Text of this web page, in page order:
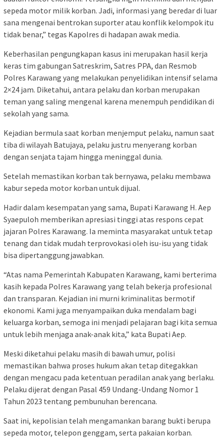
sepeda motor milik korban. Jadi, informasi yang beredar di luar
sana mengenai bentrokan suporter atau konflik kelompok itu
tidak benar,” tegas Kapolres di hadapan awak media.
Keberhasilan pengungkapan kasus ini merupakan hasil kerja
keras tim gabungan Satreskrim, Satres PPA, dan Resmob
Polres Karawang yang melakukan penyelidikan intensif selama
2×24 jam. Diketahui, antara pelaku dan korban merupakan
teman yang saling mengenal karena menempuh pendidikan di
sekolah yang sama.
Kejadian bermula saat korban menjemput pelaku, namun saat
tiba di wilayah Batujaya, pelaku justru menyerang korban
dengan senjata tajam hingga meninggal dunia.
Setelah memastikan korban tak bernyawa, pelaku membawa
kabur sepeda motor korban untuk dijual.
Hadir dalam kesempatan yang sama, Bupati Karawang H. Aep
Syaepuloh memberikan apresiasi tinggi atas respons cepat
jajaran Polres Karawang. Ia meminta masyarakat untuk tetap
tenang dan tidak mudah terprovokasi oleh isu-isu yang tidak
bisa dipertanggungjawabkan.
“Atas nama Pemerintah Kabupaten Karawang, kami berterima
kasih kepada Polres Karawang yang telah bekerja profesional
dan transparan. Kejadian ini murni kriminalitas bermotif
ekonomi. Kami juga menyampaikan duka mendalam bagi
keluarga korban, semoga ini menjadi pelajaran bagi kita semua
untuk lebih menjaga anak-anak kita,” kata Bupati Aep.
Meski diketahui pelaku masih di bawah umur, polisi
memastikan bahwa proses hukum akan tetap ditegakkan
dengan mengacu pada ketentuan peradilan anak yang berlaku.
Pelaku dijerat dengan Pasal 459 Undang-Undang Nomor 1
Tahun 2023 tentang pembunuhan berencana.
Saat ini, kepolisian telah mengamankan barang bukti berupa
sepeda motor, telepon genggam, serta pakaian korban.